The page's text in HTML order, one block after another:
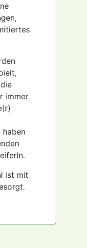
immer
haben
ist mit